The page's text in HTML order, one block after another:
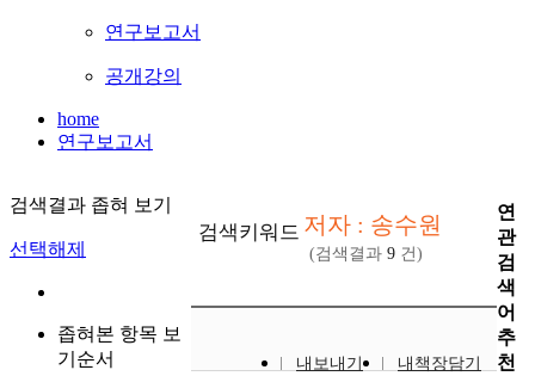
연구보고서
공개강의
home
연구보고서
검색결과 좁혀 보기
선택해제
좁혀본 항목 보
기순서
검색키워드 저자 : 송수원
(검색결과 9 건)
내보내기
내책장담기
연
관
검
색
어
추
천